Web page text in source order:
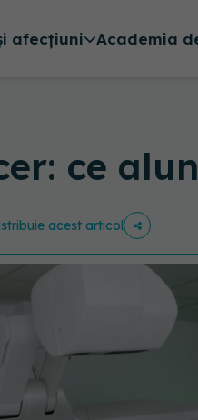
afecțiuni Academia
ce
acest articol